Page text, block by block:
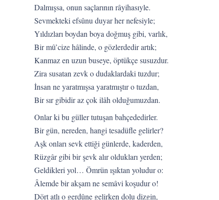
Dalmışsa, onun saçlarının râyihasıyle.
Sevmekteki efsûnu duyar her nefesiyle;
Yıldızları boydan boya doğmuş gibi, varlık,
Bir mû’cize hâlinde, o gözlerdedir artık;
Kanmaz en uzun buseye, öptükçe susuzdur.
Zira susatan zevk o dudaklardaki tuzdur;
İnsan ne yaratmışsa yaratmıştır o tuzdan,
Bir sır gibidir az çok ilâh olduğumuzdan.
Onlar ki bu güller tutuşan bahçededirler.
Bir gün, nereden, hangi tesadüfle gelirler?
Aşk onları sevk ettiği günlerde, kaderden,
Rüzgâr gibi bir şevk alır oldukları yerden;
Geldikleri yol… Ömrün ışıktan yoludur o:
Âlemde bir akşam ne semâvi koşudur o!
Dört atlı o gerdûne gelirken dolu dizgin,